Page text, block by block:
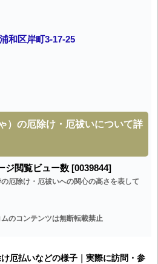
和区岸町3-17-25
）の厄除け・厄祓いについて詳
ジ閲覧ビュー数 [0039844]
厄除け・厄祓いへの関心の高さを表して
のコンテンツは無断転載禁止
厄払いなどの様子｜実際に訪問・参